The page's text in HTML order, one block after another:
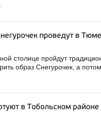
проведут в
столице пройдут
образ Снегурочек, а
в Тобольском